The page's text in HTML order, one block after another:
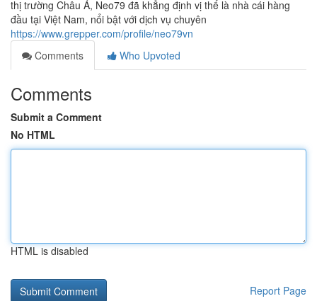
thị trường Châu Á, Neo79 đã khẳng định vị thế là nhà cái hàng
đầu tại Việt Nam, nổi bật với dịch vụ chuyên
https://www.grepper.com/profile/neo79vn
Comments
Who Upvoted
Comments
Submit a Comment
No HTML
HTML is disabled
Report Page